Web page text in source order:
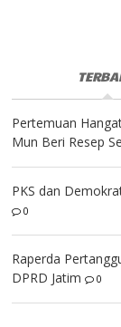
Pertemuan
Mun Beri Resep
PKS dan
0
Raperda
DPRD Jatim
0